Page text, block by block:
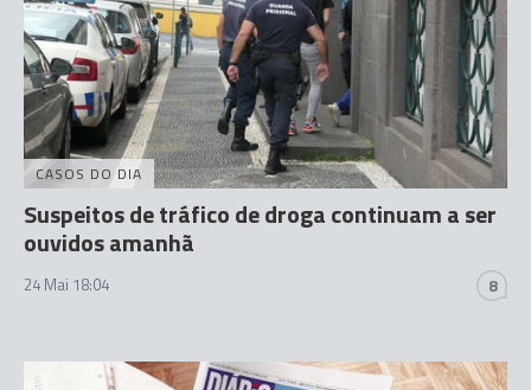
CASOS DO DIA
Suspeitos de tráfico de droga continuam a ser
ouvidos amanhã
24 Mai 18:04 8